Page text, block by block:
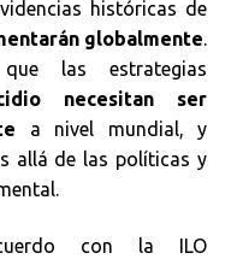
históricas de
globalmente
las estrategias
necesitan ser
a nivel mundial, y
allá de las políticas y
con la ILO